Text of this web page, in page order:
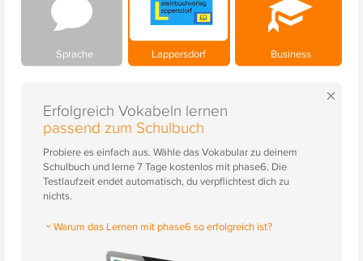
Sprache Lappersdorf Business
×
Erfolgreich Vokabeln lernen
passend zum Schulbuch
Probiere es einfach aus. Wähle das Vokabular zu deinem
Schulbuch und lerne 7 Tage kostenlos mit phase6. Die
Testlaufzeit endet automatisch, du verpflichtest dich zu
nichts.
Warum das Lernen mit phase6 so erfolgreich ist?